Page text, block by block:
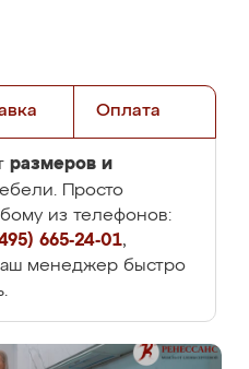
Оплата
размеров и
Просто
из телефонов:
665-24-01,
менеджер быстро